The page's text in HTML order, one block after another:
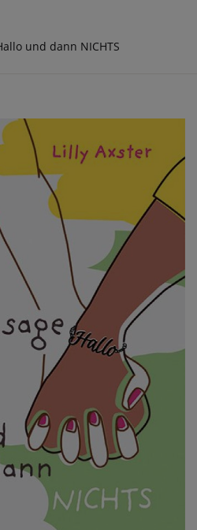
und dann NICHTS